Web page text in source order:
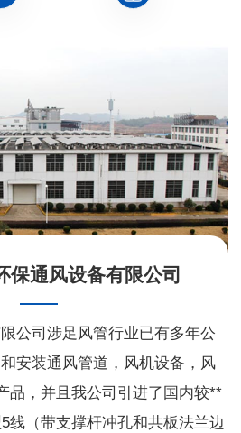
保通风设备有限公司
公司涉足风管行业已有多年公
安装通风管道，风机设备，风
品，并且我公司引进了国内较**
线（带支撑杆冲孔和共板法兰边